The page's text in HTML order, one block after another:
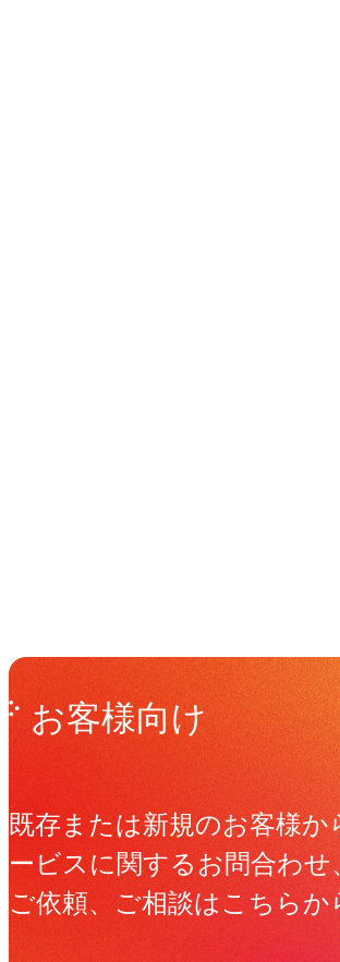
Get in Touchお問い
お客様向け
既存または新規のお客様か
ービスに関するお問合わせ
ご依頼、ご相談はこちらか